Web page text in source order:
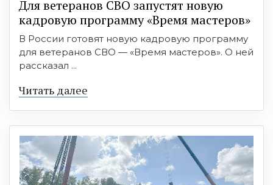
Для ветеранов СВО запустят новую
кадровую программу «Время мастеров»
В России готовят новую кадровую программу
для ветеранов СВО — «Время мастеров». О ней
рассказал ...
Читать далее